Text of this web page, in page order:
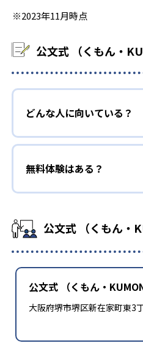
※2023年11月時点
公文式 （くもん・
どんな人に向いている？
無料体験はある？
公文式 （くもん・
公文式 （くもん・
大阪府堺市堺区新在家町東3